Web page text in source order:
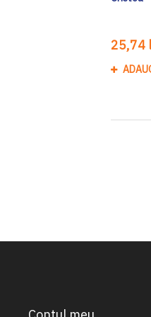
25,74